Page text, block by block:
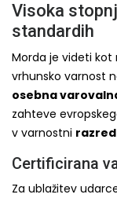
Visoka
standardih
Morda je videti kot
vrhunsko varnost
osebna
zahteve
v varnostni razred
Certificirana
Za ublažitev